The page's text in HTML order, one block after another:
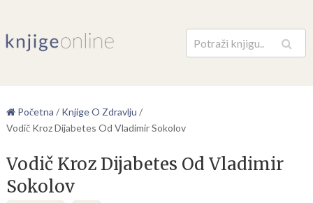
Pretraga
Početna / Knjige O Zdravlju /
Vodič Kroz Dijabetes Od Vladimir Sokolov
Vodič Kroz Dijabetes Od Vladimir
Sokolov